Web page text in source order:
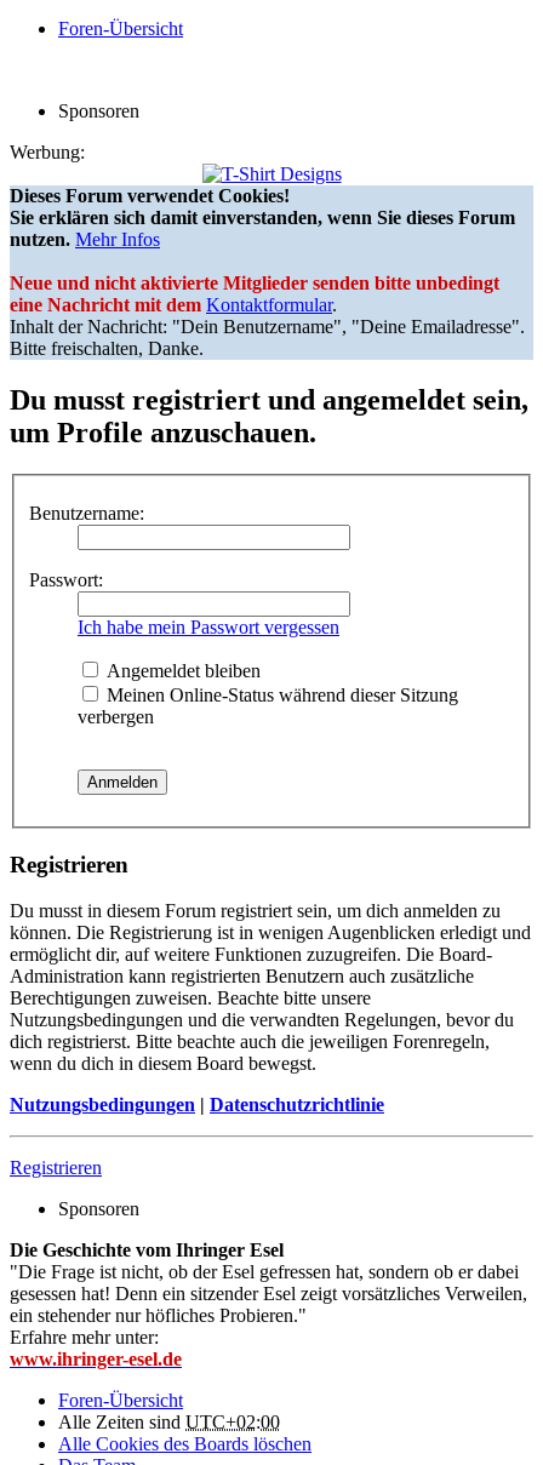
Foren-Übersicht
Sponsoren
Werbung:
Dieses Forum verwendet Cookies!
Sie erklären sich damit einverstanden, wenn Sie dieses Forum
nutzen. Mehr Infos
Neue und nicht aktivierte Mitglieder senden bitte unbedingt
eine Nachricht mit dem Kontaktformular.
Inhalt der Nachricht: "Dein Benutzername", "Deine Emailadresse".
Bitte freischalten, Danke.
Du musst registriert und angemeldet sein,
um Profile anzuschauen.
Benutzername:
Passwort:
Ich habe mein Passwort vergessen
Angemeldet bleiben
Meinen Online-Status während dieser Sitzung
verbergen
Registrieren
Du musst in diesem Forum registriert sein, um dich anmelden zu
können. Die Registrierung ist in wenigen Augenblicken erledigt und
ermöglicht dir, auf weitere Funktionen zuzugreifen. Die Board-
Administration kann registrierten Benutzern auch zusätzliche
Berechtigungen zuweisen. Beachte bitte unsere
Nutzungsbedingungen und die verwandten Regelungen, bevor du
dich registrierst. Bitte beachte auch die jeweiligen Forenregeln,
wenn du dich in diesem Board bewegst.
Nutzungsbedingungen | Datenschutzrichtlinie
Registrieren
Sponsoren
Die Geschichte vom Ihringer Esel
"Die Frage ist nicht, ob der Esel gefressen hat, sondern ob er dabei
gesessen hat! Denn ein sitzender Esel zeigt vorsätzliches Verweilen,
ein stehender nur höfliches Probieren."
Erfahre mehr unter:
www.ihringer-esel.de
Foren-Übersicht
Alle Zeiten sind UTC+02:00
Alle Cookies des Boards löschen